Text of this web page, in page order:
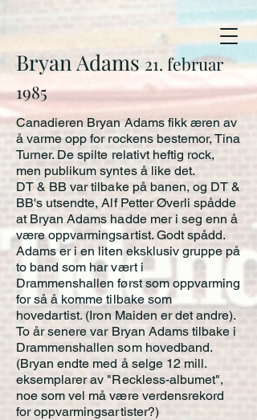
Bryan Adams 21. februar
1985
Canadieren Bryan Adams fikk æren av
å varme opp for rockens bestemor, Tina
Turner. De spilte relativt heftig rock,
men publikum syntes å like det.
DT & BB var tilbake på banen, og DT &
BB's utsendte, Alf Petter Øverli spådde
at Bryan Adams hadde mer i seg enn å
være oppvarmingsartist. Godt spådd.
Adams er i en liten eksklusiv gruppe på
to band som har vært i
Drammenshallen først som oppvarming
for så å komme tilbake som
hovedartist. (Iron Maiden er det andre).
To år senere var Bryan Adams tilbake i
Drammenshallen som hovedband.
(Bryan endte med å selge 12 mill.
eksemplarer av "Reckless-albumet",
noe som vel må være verdensrekord
for oppvarmingsartister?)